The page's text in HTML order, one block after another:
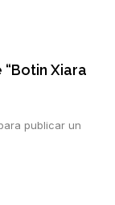
Xiara
publicar un